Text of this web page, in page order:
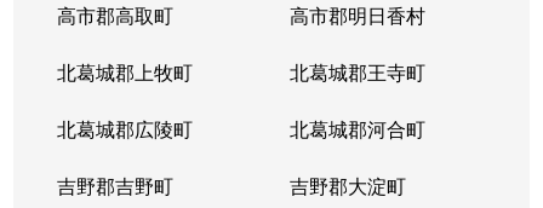
高市郡高取町 高市郡明日香村
北葛城郡上牧町 北葛城郡王寺町
北葛城郡広陵町 北葛城郡河合町
吉野郡吉野町 吉野郡大淀町